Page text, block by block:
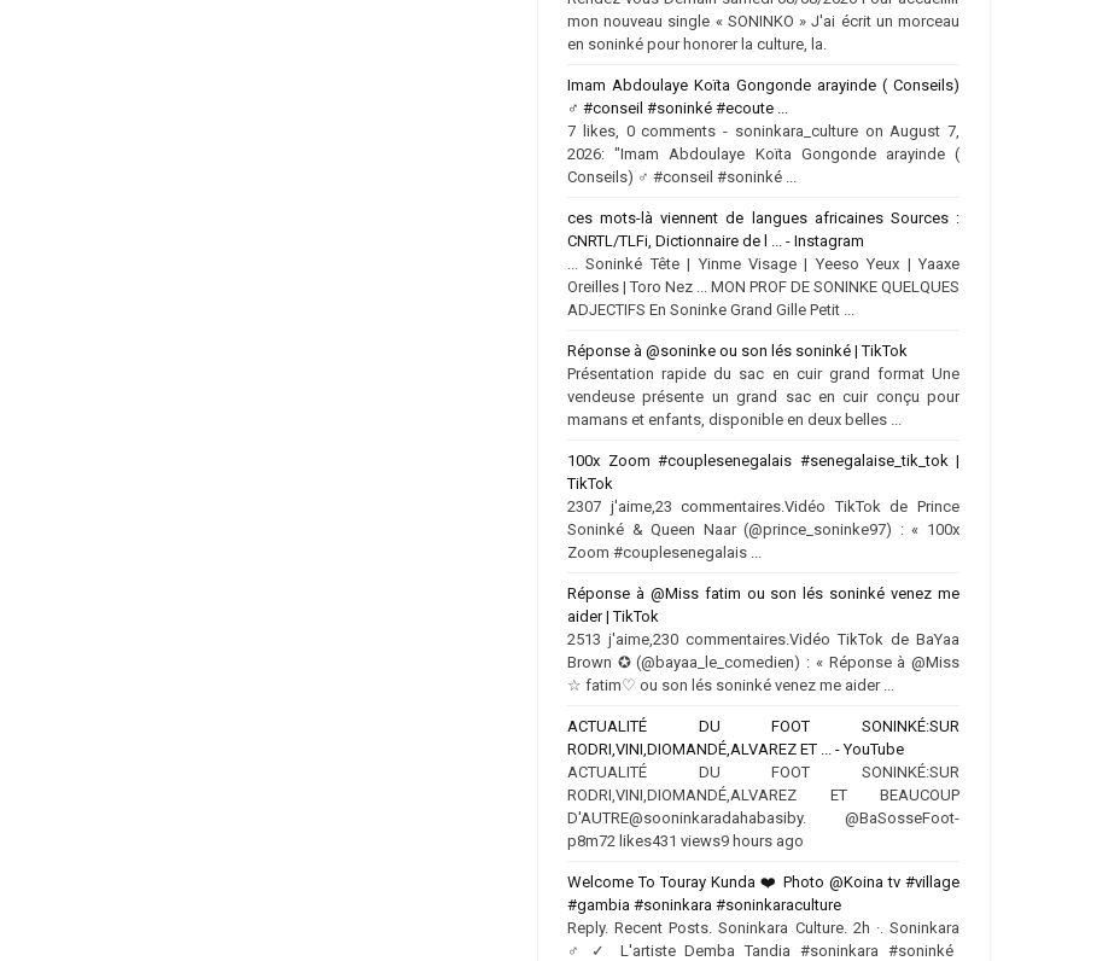
mon nouveau single « SONINKO » J'ai écrit un morceau
en soninké pour honorer la culture, la.
Imam Abdoulaye Koïta Gongonde arayinde ( Conseils)
‍♂️ #conseil #soninké #ecoute ...
7 likes, 0 comments - soninkara_culture on August 7,
2026: "Imam Abdoulaye Koïta Gongonde arayinde (
Conseils) ‍♂️ #conseil #soninké ...
ces mots-là viennent de langues africaines Sources :
CNRTL/TLFi, Dictionnaire de l ... - Instagram
... Soninké Tête | Yinme Visage | Yeeso Yeux | Yaaxe
Oreilles | Toro Nez ... MON PROF DE SONINKE QUELQUES
ADJECTIFS En Soninke Grand Gille Petit ...
Réponse à @soninke ou son lés soninké | TikTok
Présentation rapide du sac en cuir grand format Une
vendeuse présente un grand sac en cuir conçu pour
mamans et enfants, disponible en deux belles ...
100x Zoom #couplesenegalais #senegalaise_tik_tok |
TikTok
2307 j'aime,23 commentaires.Vidéo TikTok de Prince
Soninké & Queen Naar (@prince_soninke97) : « 100x
Zoom #couplesenegalais ...
Réponse à @Miss fatim ou son lés soninké venez me
aider | TikTok
2513 j'aime,230 commentaires.Vidéo TikTok de BaYaa
Brown ✪ (@bayaa_le_comedien) : « Réponse à @Miss
☆ fatim♡ ou son lés soninké venez me aider ...
ACTUALITÉ DU FOOT SONINKÉ:SUR
RODRI,VINI,DIOMANDÉ,ALVAREZ ET ... - YouTube
ACTUALITÉ DU FOOT SONINKÉ:SUR
RODRI,VINI,DIOMANDÉ,ALVAREZ ET BEAUCOUP
D'AUTRE‪@sooninkaradahabasiby‬. @BaSosseFoot-
p8m72 likes431 views9 hours ago
Welcome To Touray Kunda ❤️ Photo @Koina tv #village
#gambia #soninkara #soninkaraculture
Reply. Recent Posts. Soninkara Culture. 2h ·. Soninkara
‍♂️✓ L'artiste Demba Tandia #soninkara #soninké